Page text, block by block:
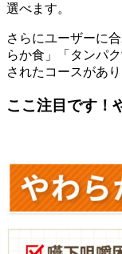
選べます。
さらにユーザーに
らか食」「タンパ
されたコースがあり
ここ注目です！